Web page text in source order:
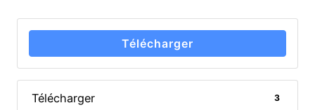
Télécharger
Télécharger 3